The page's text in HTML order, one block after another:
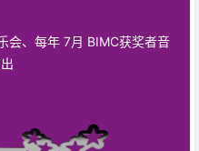
会、每年 7月 BIMC获奖者音